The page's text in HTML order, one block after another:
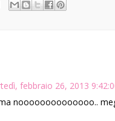
febbraio 26, 2013
noooooooooooooo..